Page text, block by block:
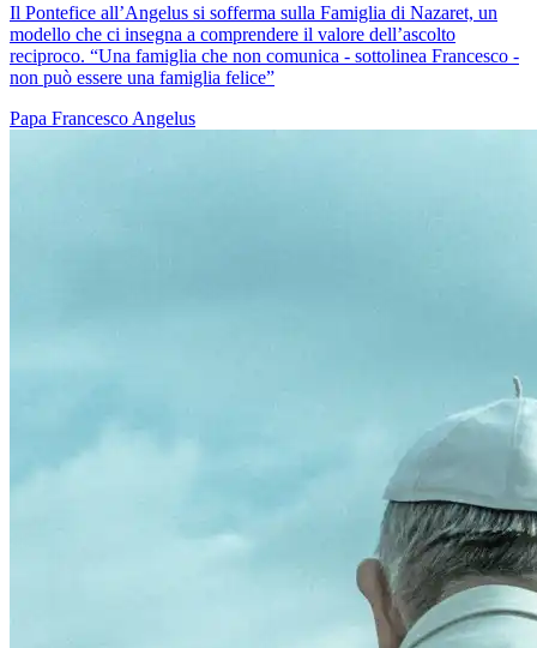
Il Pontefice all’Angelus si sofferma sulla Famiglia di Nazaret, un
modello che ci insegna a comprendere il valore dell’ascolto
reciproco. “Una famiglia che non comunica - sottolinea Francesco -
non può essere una famiglia felice”
Papa Francesco Angelus